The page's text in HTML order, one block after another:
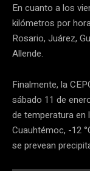
En cuanto a los
kilómetros por
Rosario, Juárez,
Allende.
Finalmente, la
sábado 11 de
de temperatura en
Cuauhtémoc, -12
se prevean